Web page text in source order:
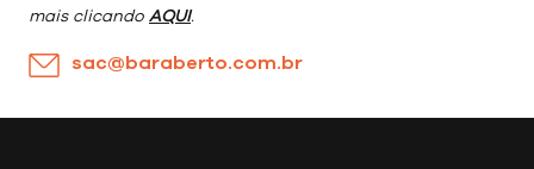
mais clicando AQUI.
sac@baraberto.com.br